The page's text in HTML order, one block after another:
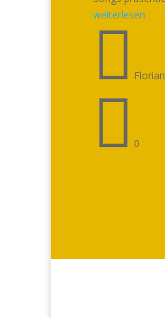
weiterlesen

 0